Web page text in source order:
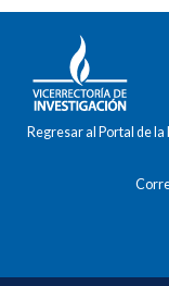
Regresar al Portal de